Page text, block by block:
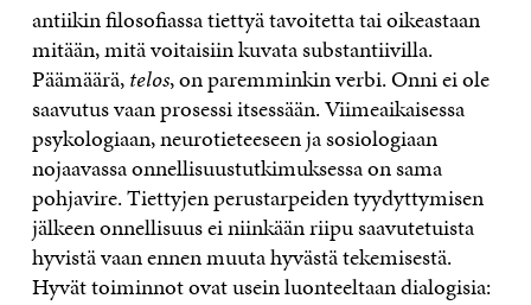
antiikin filosofiassa tiettyä tavoitetta tai oikeastaan
mitään, mitä voitaisiin kuvata substantiivilla.
Päämäärä,telos, on paremminkin verbi. Onni ei ole
saavutus vaan prosessi itsessään. Viimeaikaisessa
psykologiaan, neurotieteeseen ja sosiologiaan
nojaavassa onnellisuustutkimuksessa on sama
pohjavire. Tiettyjen perustarpeiden tyydyttymisen
jälkeen onnellisuus ei niinkään riipu saavutetuista
hyvistä vaan ennen muuta hyvästä tekemisestä.
Hyvät toiminnot ovat usein luonteeltaan dialogisia: